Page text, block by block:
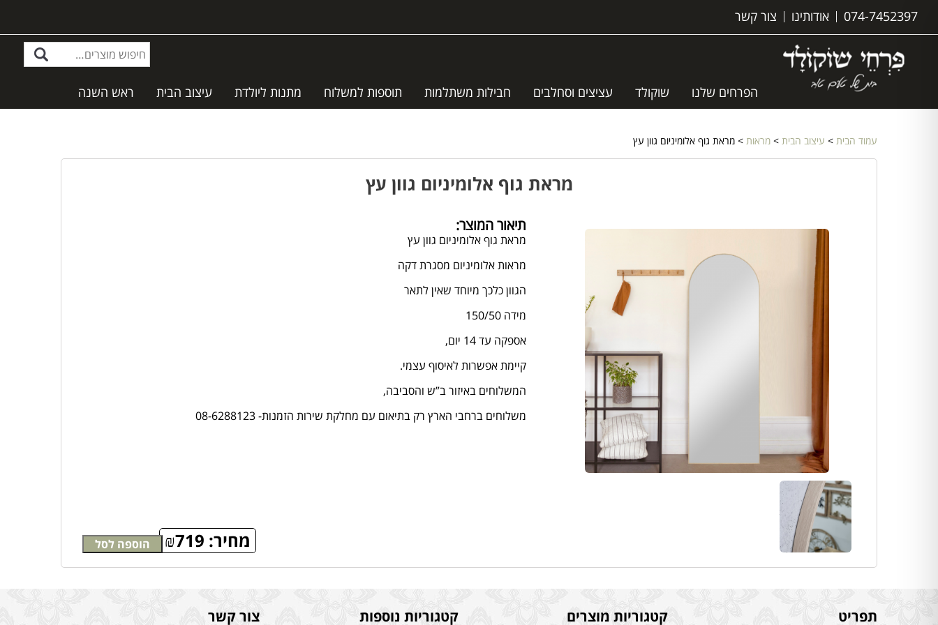
074-7452397 אודותינו צור קשר
הפרחים שלנו שוקולד עציצים וסחלבים חבילות משתלמות תוספות למשלוח מתנות ליולדת עיצוב הבית ראש השנה
עמוד הבית > עיצוב הבית > מראות > מראת גוף אלומיניום גוון עץ
מראת גוף אלומיניום גוון עץ
תיאור המוצר:
מראת גוף אלומיניום גוון עץ
מראות אלומיניום מסגרת דקה
הגוון כלכך מיוחד שאין לתאר
מידה 150/50
אספקה עד 14 יום,
קיימת אפשרות לאיסוף עצמי.
המשלוחים באיזור ב”ש והסביבה,
משלוחים ברחבי הארץ רק בתיאום עם מחלקת שירות הזמנות- 08-6288123
מחיר: ₪719 הוספה לסל
תפריט קטגוריות מוצרים קטגוריות נוספות צור קשר